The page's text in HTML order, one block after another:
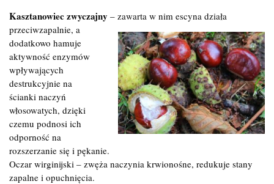
Kasztanowiec zwyczajny – zawarta w nim escyna działa
przeciwzapalnie, a
dodatkowo hamuje
aktywność enzymów
wpływających
destrukcyjnie na
ścianki naczyń
włosowatych, dzięki
czemu podnosi ich
odporność na
rozszerzanie się i pękanie.
Oczar wirginijski – zwęża naczynia krwionośne, redukuje stany
zapalne i opuchnięcia.